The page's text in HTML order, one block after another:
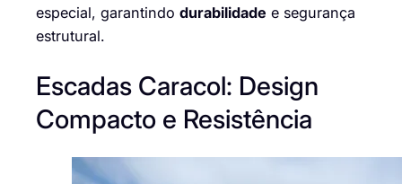
especial, garantindo durabilidade e segurança
estrutural.
Escadas Caracol: Design
Compacto e Resistência